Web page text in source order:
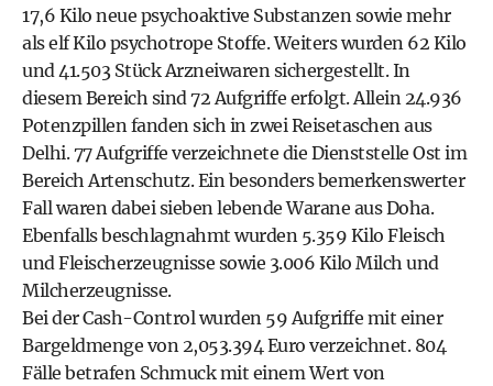
17,6 Kilo neue psychoaktive Substanzen sowie mehr
als elf Kilo psychotrope Stoffe. Weiters wurden 62 Kilo
und 41.503 Stück Arzneiwaren sichergestellt. In
diesem Bereich sind 72 Aufgriffe erfolgt. Allein 24.936
Potenzpillen fanden sich in zwei Reisetaschen aus
Delhi. 77 Aufgriffe verzeichnete die Dienststelle Ost im
Bereich Artenschutz. Ein besonders bemerkenswerter
Fall waren dabei sieben lebende Warane aus Doha.
Ebenfalls beschlagnahmt wurden 5.359 Kilo Fleisch
und Fleischerzeugnisse sowie 3.006 Kilo Milch und
Milcherzeugnisse.
Bei der Cash-Control wurden 59 Aufgriffe mit einer
Bargeldmenge von 2,053.394 Euro verzeichnet. 804
Fälle betrafen Schmuck mit einem Wert von